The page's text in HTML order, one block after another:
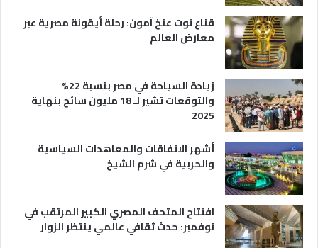
قناع توت عنخ آمون: رحلة أيقونة مصرية عبر
معارض العالم
زيادة السياحة في مصر بنسبة 22%
والتوقعات تشير لـ 18 مليون سائح بنهاية
2025
أشهر الاتفاقات والمعاهدات السياسية
والحربية في شرم الشيخ
افتتاح المتحف المصري الكبير المرتقب في
نوفمبر: حدث ثقافي عالمي ينتظر الزوار